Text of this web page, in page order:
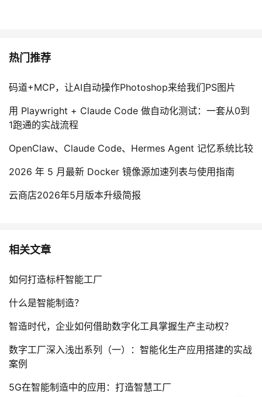
热门推荐
码道+MCP，让AI自动操作Photoshop来给我们PS图片
用 Playwright + Claude Code 做自动化测试：一套从0到
1跑通的实战流程
OpenClaw、Claude Code、Hermes Agent 记忆系统比较
2026 年 5 月最新 Docker 镜像源加速列表与使用指南
云商店2026年5月版本升级简报
相关文章
如何打造标杆智能工厂
什么是智能制造？
智造时代，企业如何借助数字化工具掌握生产主动权？
数字工厂深入浅出系列（一）：智能化生产应用搭建的实战
案例
5G在智能制造中的应用：打造智慧工厂